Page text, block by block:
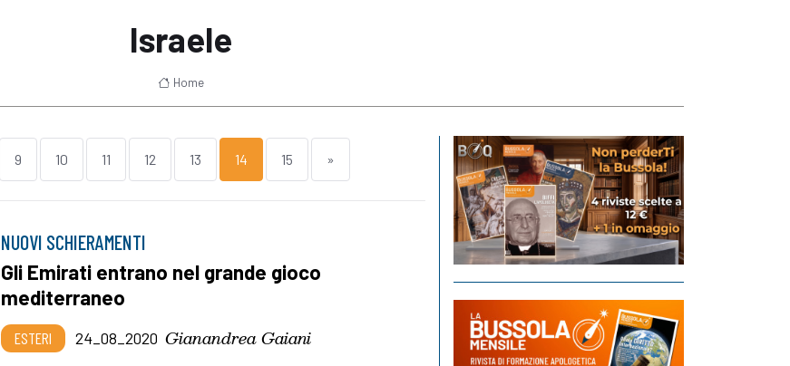
Israele
Home
9 10 11 12 13 14 15 »
NUOVI SCHIERAMENTI
Gli Emirati entrano nel grande gioco
mediterraneo
ESTERI 24_08_2020 Gianandrea Gaiani